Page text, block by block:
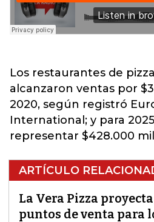
Los restaurantes de
alcanzaron ventas por
2020, según registró
International; y para
representar $428.000
ARTÍCULO
La Vera Pizza
puntos de venta para